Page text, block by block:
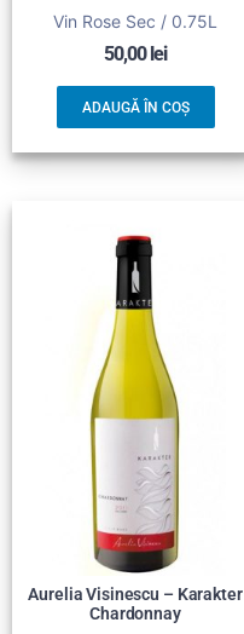
Vin Rose Sec / 0.75L
50,00lei
ADAUGĂ ÎN COȘ
Aurelia Visinescu – Karakter
Chardonnay